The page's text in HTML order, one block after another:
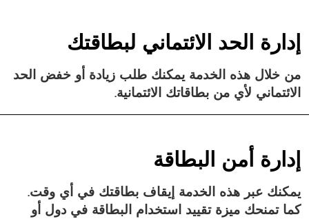
إدارة الحد الائتماني لبطاقتك
من خلال هذه الخدمة يمكنك طلب زيادة أو خفض الحد
الائتماني لأي من بطاقاتك الائتمانية.
إدارة أمن البطاقة
يمكنك عبر هذه الخدمة إيقاف بطاقتك في أي وقت.
كما تمنحك ميزة تقييد استخدام البطاقة في دول أو